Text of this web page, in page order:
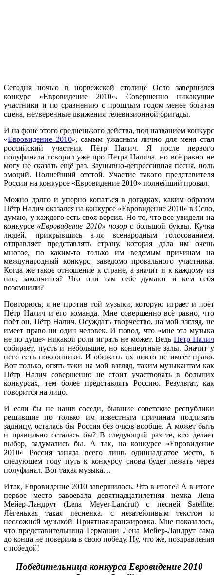
Сегодня ночью в норвежской столице Осло завершился
конкурс «Евровидение 2010». Совершенно никакущие
участники и по сравнению с прошлым годом менее богатая
сцена, неуверенные движения телевизионной бригады.
И на фоне этого средненького действа, под названием конкурс
«Евровидение 2010», самым ужасным лично для меня стал
российский участник Пётр Налич. Я после первого
полуфинала говорил уже про Петра Налича, но всё равно не
могу не сказать ещё раз. Заунывно-депрессивная песня, ноль
эмоций. Полнейший отстой. Участие такого представителя
России на конкурсе «Евровидение 2010» полнейший провал.
Можно долго и упорно копаться в догадках, каким образом
Пётр Налич оказался на конкурсе «Евровидение 2010» в Осло,
думаю, у каждого есть своя версия. Но то, что все увидели на
конкурсе «Евровидение 2010» позорс большой буквы. Кучка
людей, прикрывшись а-ля всенародным голосованием,
отправляет представлять страну, которая дала им очень
многое, по каким-то только им ведомым причинам на
международный конкурс, заведомо провального участника.
Когда же такое отношение к стране, а значит и к каждому из
нас, закончится? Что они там себе думают и кем себя
возомнили?
Повторюсь, я не против той музыки, которую играет и поёт
Пётр Налич и его команда. Мне совершенно всё равно, что
поёт он, Пётр Налич. Осуждать творчество, на мой взгляд, не
имеет право ни один человек. И повод, что «мне эта музыка
не по душе» никакой роли играть не может. ВедьПётр Налич
собирает, пусть и небольшие, но концертные залы. Значит у
него есть поклонники. И обижать их никто не имеет право.
Вот только, опять таки на мой взгляд, таким музыкантам как
Пётр Налич совершенно не стоит участвовать в больших
конкурсах, тем более представлять Россию. Результат, как
говорится на лицо.
И если бы не наши соседи, бывшие советские республики
решившие по только им известным причинам подлизать
задницу, осталась бы Россия без очков вообще. А может быть
и правильно осталась бы? В следующий раз те, кто делает
выбор, задумались бы. А так, на конкурсе «Евровидение
2010» Россия заняла всего лишь одиннадцатое место, в
следующем году путь к конкурсу снова будет лежать через
полуфинал. Вот такая музыка…
Итак, Евровидение 2010 завершилось. Что в итоге? А в итоге
первое место завоевала девятнадцатилетняя немка Лена
Мейер-Ландрут (Lena Meyer-Landrut) с песней Satellite.
Лёгенькая такая песненка, с незатейливым текстом и
несложной музыкой. Приятная аранжировка. Мне показалось,
что представительница Германии Лена Мейер-Ландрут сама
до конца не поверила в свою победу. Ну, что же, поздравления
с победой!
Победительница конкурса Евровидение 2010